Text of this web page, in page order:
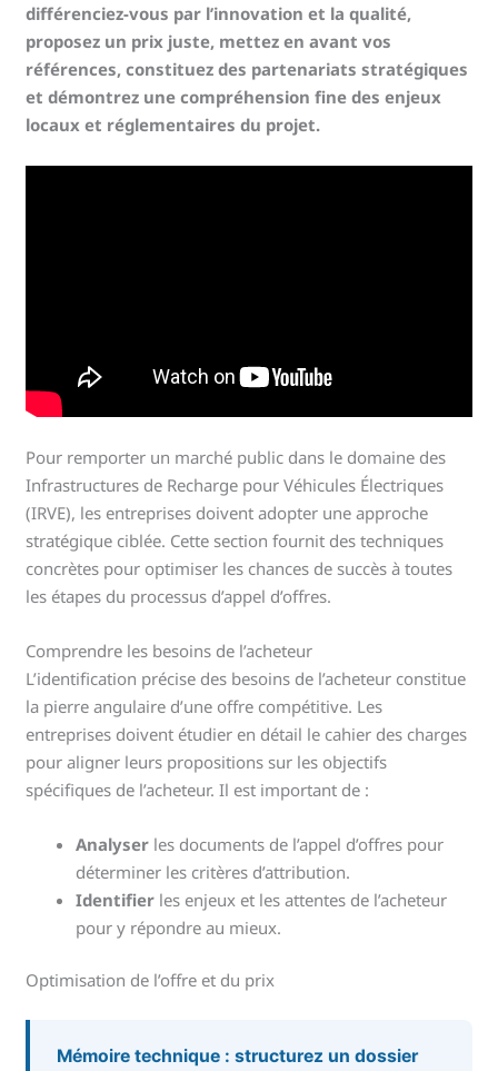
différenciez-vous par l’innovation et la qualité,
proposez un prix juste, mettez en avant vos
références, constituez des partenariats stratégiques
et démontrez une compréhension fine des enjeux
locaux et réglementaires du projet.
Pour remporter un marché public dans le domaine des
Infrastructures de Recharge pour Véhicules Électriques
(IRVE), les entreprises doivent adopter une approche
stratégique ciblée. Cette section fournit des techniques
concrètes pour optimiser les chances de succès à toutes
les étapes du processus d’appel d’offres.
Comprendre les besoins de l’acheteur
L’identification précise des besoins de l’acheteur constitue
la pierre angulaire d’une offre compétitive. Les
entreprises doivent étudier en détail le cahier des charges
pour aligner leurs propositions sur les objectifs
spécifiques de l’acheteur. Il est important de :
Analyser les documents de l’appel d’offres pour
déterminer les critères d’attribution.
Identifier les enjeux et les attentes de l’acheteur
pour y répondre au mieux.
Optimisation de l’offre et du prix
Mémoire technique : structurez un dossier